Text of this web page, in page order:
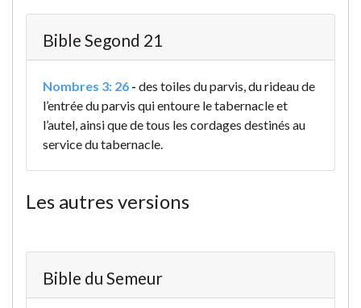
Bible Segond 21
Nombres 3: 26 - des toiles du parvis, du rideau de
l’entrée du parvis qui entoure le tabernacle et
l’autel, ainsi que de tous les cordages destinés au
service du tabernacle.
Les autres versions
Bible du Semeur